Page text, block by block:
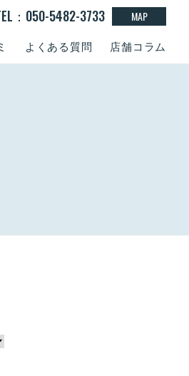
よくある質問 店舗コラム
：050-5482-3733 MAP